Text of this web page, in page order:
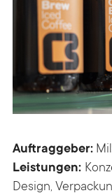
Auftraggeber:
Leistungen:
Design,